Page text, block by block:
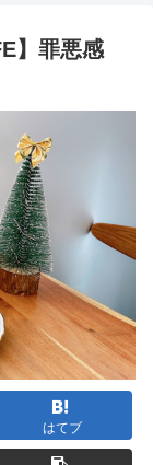
】罪悪感
はてブ